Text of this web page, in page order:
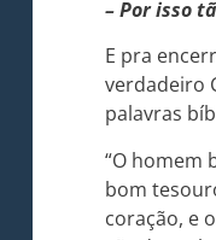
– Por isso
E pra
verdadeiro
palavras
“O homem
bom
coração, e